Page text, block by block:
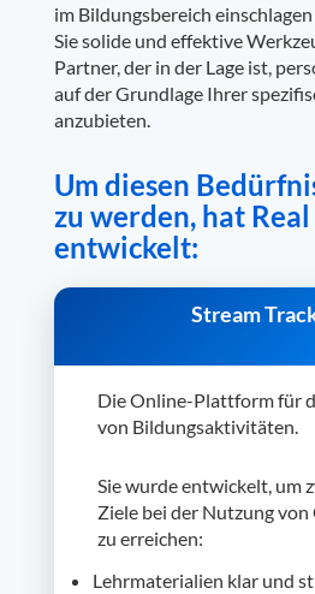
im Bildungsbereich
Sie solide und effektive
Partner, der in der Lage ist,
auf der Grundlage Ihrer
anzubieten.
Um diesen
zu werden, hat
entwickelt:
Stream
Die Online-Plattform für
von Bildungsaktivitäten.
Sie wurde entwickelt, um
Ziele bei der Nutzung
zu erreichen:
Lehrmaterialien klar und